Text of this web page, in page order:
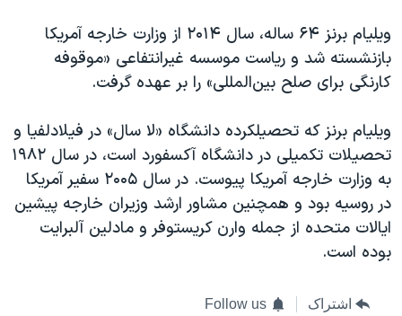
ویلیام برنز ۶۴ ساله، سال ۲۰۱۴ از وزارت خارجه آمریکا
بازنشسته شد و ریاست موسسه غیرانتفاعی «موقوفه
کارنگی برای صلح بین‌المللی» را بر عهده گرفت.
ویلیام برنز که تحصیلکرده دانشگاه «لا سال» در فیلادلفیا و
تحصیلات تکمیلی در دانشگاه آکسفورد است، در سال ۱۹۸۲
به وزارت خارجه آمریکا پیوست. در سال ۲۰۰۵ سفیر آمریکا
در روسیه بود و همچنین مشاور ارشد وزیران خارجه پیشین
ایالات متحده از جمله وارن کریستوفر و مادلین آلبرایت
بوده است.
اشتراک Follow us